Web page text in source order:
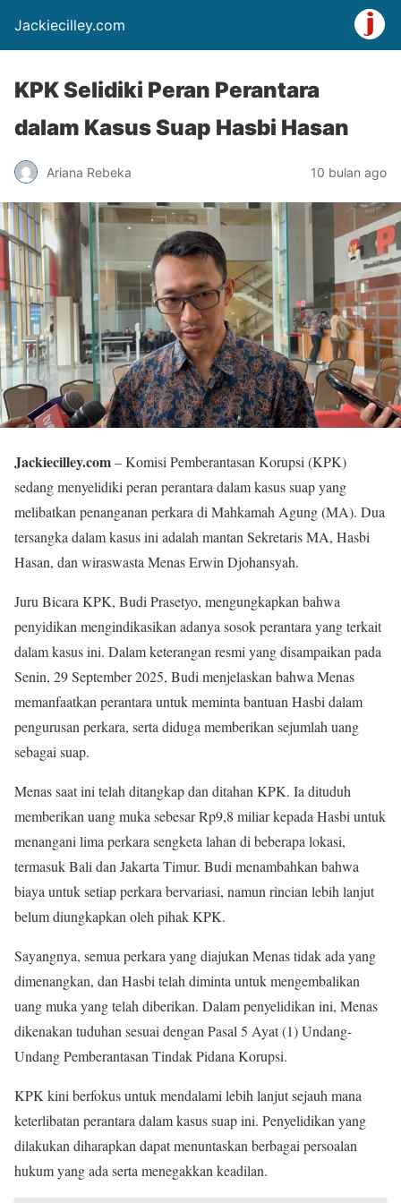
Jackiecilley.com
KPK Selidiki Peran Perantara
dalam Kasus Suap Hasbi Hasan
Ariana Rebeka 10 bulan ago
Jackiecilley.com– Komisi Pemberantasan Korupsi (KPK)
sedang menyelidiki peran perantara dalam kasus suap yang
melibatkan penanganan perkara di Mahkamah Agung (MA). Dua
tersangka dalam kasus ini adalah mantan Sekretaris MA, Hasbi
Hasan, dan wiraswasta Menas Erwin Djohansyah.
Juru Bicara KPK, Budi Prasetyo, mengungkapkan bahwa
penyidikan mengindikasikan adanya sosok perantara yang terkait
dalam kasus ini. Dalam keterangan resmi yang disampaikan pada
Senin, 29 September 2025, Budi menjelaskan bahwa Menas
memanfaatkan perantara untuk meminta bantuan Hasbi dalam
pengurusan perkara, serta diduga memberikan sejumlah uang
sebagai suap.
Menas saat ini telah ditangkap dan ditahan KPK. Ia dituduh
memberikan uang muka sebesar Rp9,8 miliar kepada Hasbi untuk
menangani lima perkara sengketa lahan di beberapa lokasi,
termasuk Bali dan Jakarta Timur. Budi menambahkan bahwa
biaya untuk setiap perkara bervariasi, namun rincian lebih lanjut
belum diungkapkan oleh pihak KPK.
Sayangnya, semua perkara yang diajukan Menas tidak ada yang
dimenangkan, dan Hasbi telah diminta untuk mengembalikan
uang muka yang telah diberikan. Dalam penyelidikan ini, Menas
dikenakan tuduhan sesuai dengan Pasal 5 Ayat (1) Undang-
Undang Pemberantasan Tindak Pidana Korupsi.
KPK kini berfokus untuk mendalami lebih lanjut sejauh mana
keterlibatan perantara dalam kasus suap ini. Penyelidikan yang
dilakukan diharapkan dapat menuntaskan berbagai persoalan
hukum yang ada serta menegakkan keadilan.